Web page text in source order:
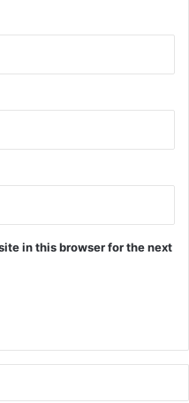
in this browser for the next